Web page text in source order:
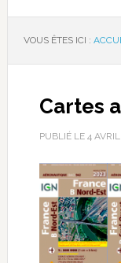
VOUS ÊTES ICI :
Cartes
PUBLIÉ LE 4